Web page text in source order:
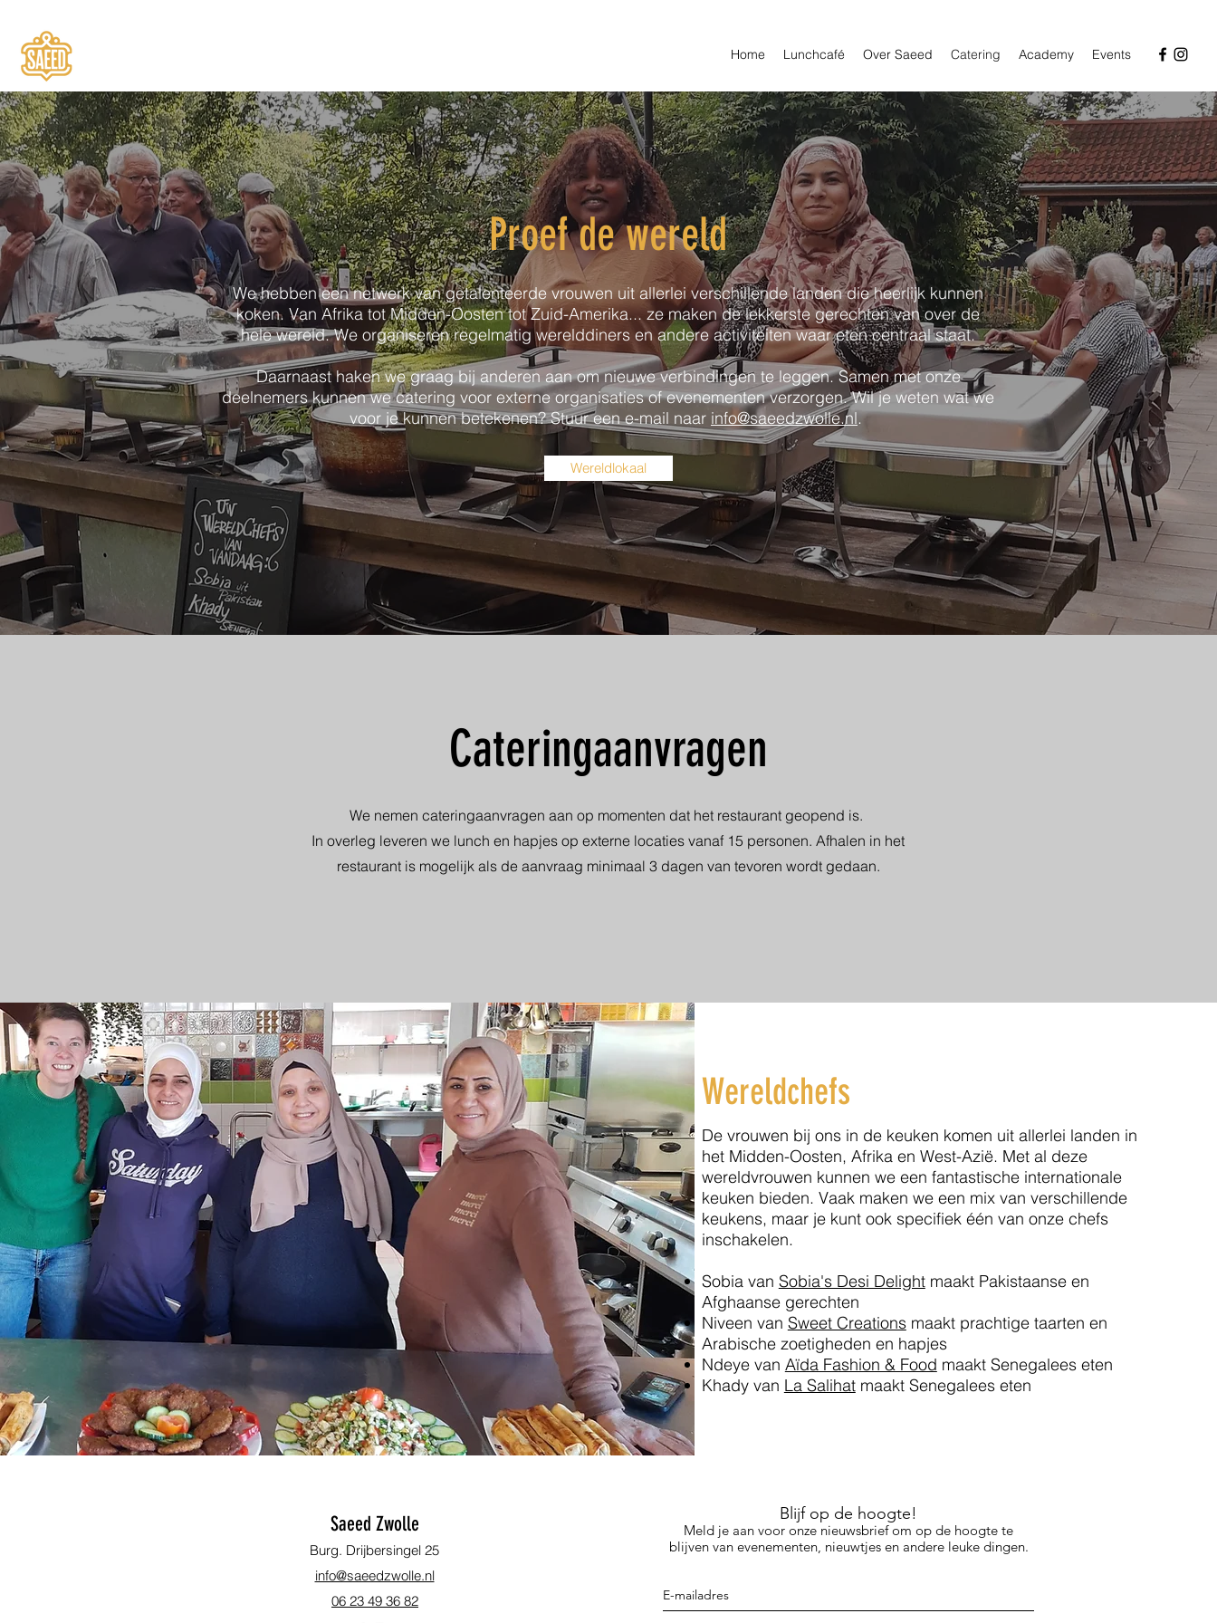
Home Lunchcafé Over Saeed Catering Academy Events
Proef de wereld
We hebben een netwerk van getalenteerde vrouwen uit allerlei verschillende landen die heerlijk kunnen
koken. Van Afrika tot Midden-Oosten tot Zuid-Amerika... ze maken de lekkerste gerechten van over de
hele wereld. We organiseren regelmatig werelddiners en andere activiteiten waar eten centraal staat.
Daarnaast haken we graag bij anderen aan om nieuwe verbindingen te leggen. Samen met onze
deelnemers kunnen we catering voor externe organisaties of evenementen verzorgen. Wil je weten wat we
voor je kunnen betekenen? Stuur een e-mail naar info@saeedzwolle.nl.
Wereldlokaal
Cateringaanvragen
We nemen cateringaanvragen aan op momenten dat het restaurant geopend is.
In overleg leveren we lunch en hapjes op externe locaties vanaf 15 personen. Afhalen in het
restaurant is mogelijk als de aanvraag minimaal 3 dagen van tevoren wordt gedaan.
Wereldchefs
De vrouwen bij ons in de keuken komen uit allerlei landen in
het Midden-Oosten, Afrika en West-Azië. Met al deze
wereldvrouwen kunnen we een fantastische internationale
keuken bieden. Vaak maken we een mix van verschillende
keukens, maar je kunt ook specifiek één van onze chefs
inschakelen.
Sobia van Sobia's Desi Delightmaakt Pakistaanse en
Afghaanse gerechten
Niveen van Sweet Creationsmaakt prachtige taarten en
Arabische zoetigheden en hapjes
Ndeye van Aïda Fashion & Food maakt Senegalees eten
Khady van La Salihatmaakt Senegalees eten
Saeed Zwolle
Burg. Drijbersingel 25
info@saeedzwolle.nl
06 23 49 36 82
Blijf op de hoogte!
Meld je aan voor onze nieuwsbrief om op de hoogte te
blijven van evenementen, nieuwtjes en andere leuke dingen.